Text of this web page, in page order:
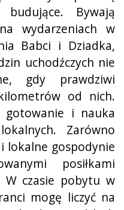
Bywają
wydarzeniach w
Babci i Dziadka,
uchodźczych nie
gdy prawdziwi
od nich.
gotowanie i nauka
Zarówno
lokalne gospodynie
posiłkami
W czasie pobytu w
mogę liczyć na